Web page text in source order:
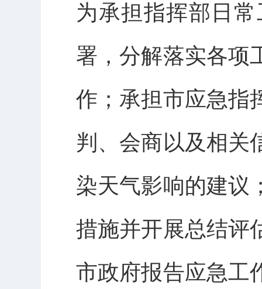
为承担指挥部日
署，分解落实各项
作；承担市应急指
判、会商以及相关
染天气影响的建议
措施并开展总结评
市政府报告应急工